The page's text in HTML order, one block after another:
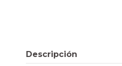
Descripción